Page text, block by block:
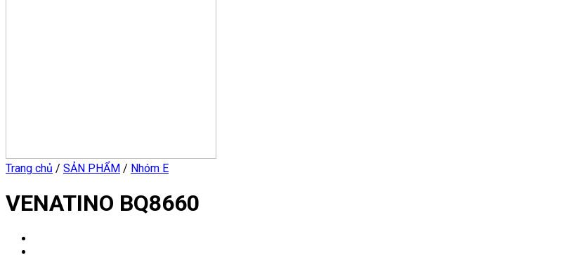
Trang chủ / SẢN PHẨM / Nhóm E
VENATINO BQ8660